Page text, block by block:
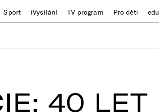
Sport iVysílání TV program Pro děti edu
40 LET